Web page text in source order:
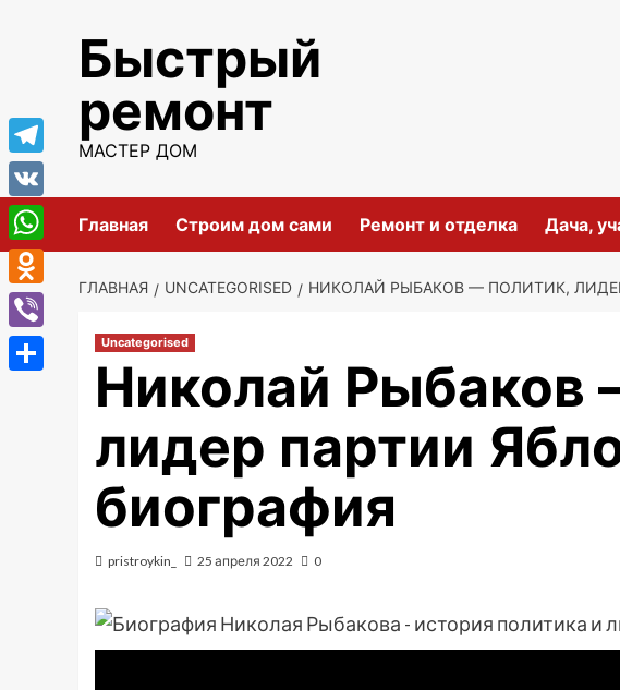
содержимомуБыстрый
ремонт
МАСТЕР ДОМ
Главная Строим дом сами Ремонт и отделка Дача,
ГЛАВНАЯ UNCATEGORISED НИКОЛАЙ РЫБАКОВ — ПОЛИТИК,
Uncategorised
Николай Рыбаков
лидер партии
биография
pristroykin_ 25 апреля 2022 0
Telegram
VK
WhatsApp
Odnoklassniki
Viber